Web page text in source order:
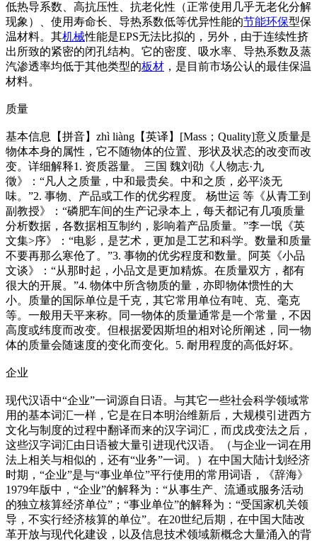
低热导系数、高抗压性、抗老化性（正常使用几乎无老化分解
现象）、使用寿命长、导热系数低等优异性能的节能环保型保
温材料。其机械性能是EPS无法比拟的，另外，由于连续性挤
出所致的紧密的闭孔结构。它的密度、吸水率、导热系数及蒸
汽渗透率均低于其他类型的板材 ，是目前市场公认的最佳保温
材料。
质量
基本信息【拼音】zhì liàng【英译】[Mass；Quality]意义质量是
物体本身的属性，它不随物体的位置、形状及状态的改变而改
变。详细解释1. 资质器量。 三国 魏刘劭《人物志·九
徵》：“凡人之质量，中和最贵矣。中和之质，必平淡无
味。”2. 事物、产品或工作的优劣程度。 杨世运 等《从青工到
副教授》：“磷肥车间的生产记录本上，每天都记有几项质量
分析数据，各数据相互制约，影响着产品质量。”李一氓《英
文集>序》：“电影，是艺术，更加是工艺和科学。数量和质量
不要再那么寒伧了。”3. 事物的优劣程度和数量。阿英《小品
文谈》：“从那时起，小品文是更加精炼。在质量双方，都有
很大的开展。”4. 物体中所含物质的量，亦即物体惯性的大
小。质量的国际单位是千克，其它常用单位有吨、克、毫克
等。一般用天平来称。同一物体的质量通常是一个常量，不因
高度或纬度而改变。但根据爱因斯坦的相对论所阐述，同一物
体的质量会随速度的变化而变化。5. 耐用程度的高低好坏。
企业
现代汉语中“企业”一词源自日语。与其它一些社会科学领域常
用的基本词汇一样，它是在日本明治维新后，大规模引进西方
文化与制度的过程中翻译而来的汉字词汇，而戊戌变法之后，
这些汉字词汇由日语被大量引进现代汉语。（与企业一词在用
法上相关与相似的，还有“业务”一词。）在中国大陆计划经济
时期，“企业”是与“事业单位”平行使用的常用词语，《辞海》
1979年版中，“企业”的解释为：“从事生产、流通或服务活动
的独立核算经济单位”；“事业单位”的解释为：“受国家机关领
导，不实行经济核算的单位”。在20世纪后期，在中国大陆改
革开放与现代化建设，以及信息技术领域新概念大量涌入的背